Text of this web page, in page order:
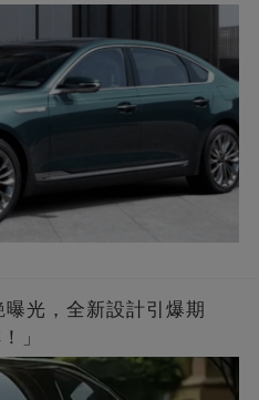
曝光，全新設計引爆期
」